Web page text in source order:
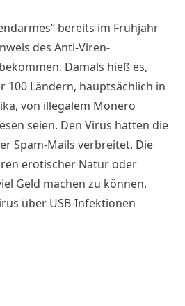
bereits im Frühjahr
des Anti-Viren-
Damals hieß es,
100 Ländern, hauptsächlich in
von illegalem Monero
seien. Den Virus hatten die
Spam-Mails verbreitet. Die
erotischer Natur oder
Geld machen zu können.
über USB-Infektionen